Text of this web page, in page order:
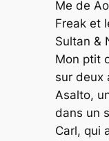
Me de
Freak et
Sultan &
Mon ptit
sur deux
Asalto,
dans un
Carl, qui